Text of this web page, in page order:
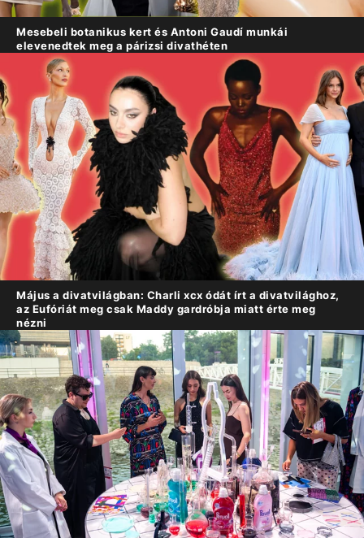
Mesebeli botanikus kert és Antoni Gaudí munkái
elevenedtek meg a párizsi divathéten
Május a divatvilágban: Charli xcx ódát írt a divatvilághoz,
az Eufóriát meg csak Maddy gardróbja miatt érte meg
nézni